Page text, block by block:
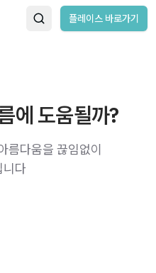
플레이스 바로가기
에 도움될까?
름다움을 끊임없이
니다